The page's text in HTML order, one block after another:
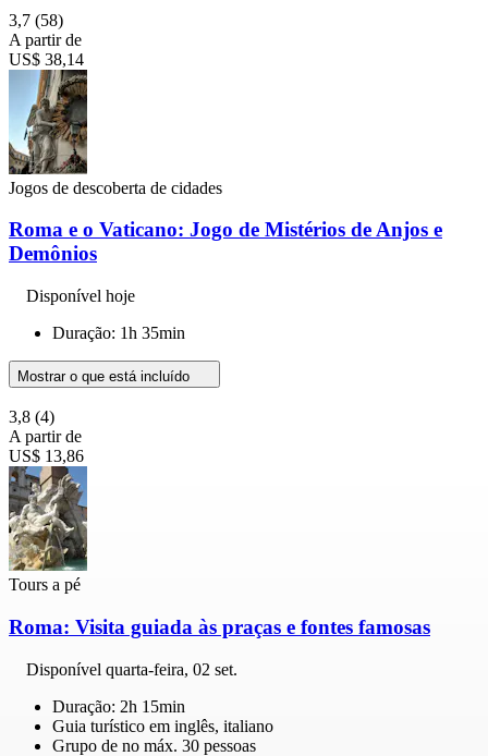
3,7 (58)
A partir de
US$ 38,14
Jogos de descoberta de cidades
Roma e o Vaticano: Jogo de Mistérios de Anjos e
Demônios
Disponível hoje
Duração: 1h 35min
Mostrar o que está incluído
3,8 (4)
A partir de
US$ 13,86
Tours a pé
Roma: Visita guiada às praças e fontes famosas
Disponível quarta-feira, 02 set.
Duração: 2h 15min
Guia turístico em inglês, italiano
Grupo de no máx. 30 pessoas